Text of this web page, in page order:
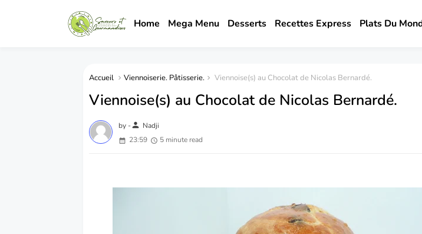
Home Mega Menu Desserts Recettes Express Plats Du
Accueil Viennoiserie. Pâtisserie. Viennoise(s) au Chocolat de Nicolas Bernardé.
Viennoise(s) au Chocolat de Nicolas Bernardé.
by -person Nadji
23:59
5 minute read